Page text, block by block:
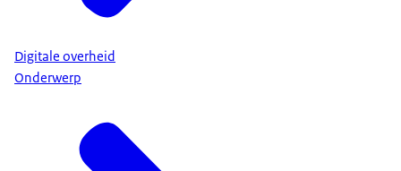
Digitale overheid
Onderwerp